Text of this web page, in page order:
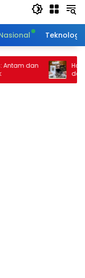
Teknologi
dan
Harga
dan